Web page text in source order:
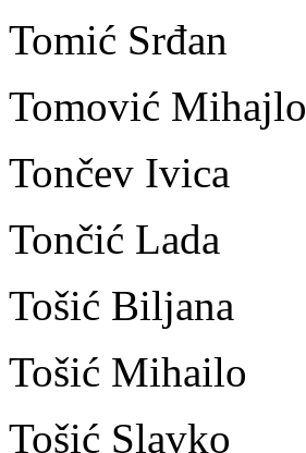
Tomić Srđan
Tomović Mihajlo
Tončev Ivica
Tončić Lada
Tošić Biljana
Tošić Mihailo
Tošić Slavko